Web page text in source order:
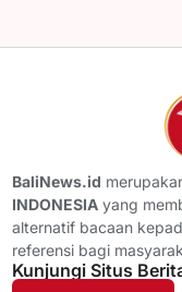
BaliNews.id
INDONESIA yang
alternatif bacaan
referensi bagi
Kunjungi Situs